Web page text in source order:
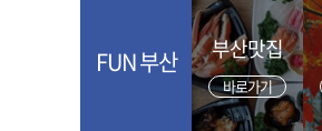
FUN 부산 부산맛집
바로가기